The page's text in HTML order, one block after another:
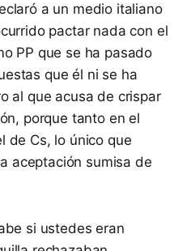
a un medio italiano
pactar nada con el
PP que se ha pasado
que él ni se ha
al que acusa de crispar
porque tanto en el
de Cs, lo único que
aceptación sumisa de
si ustedes eran